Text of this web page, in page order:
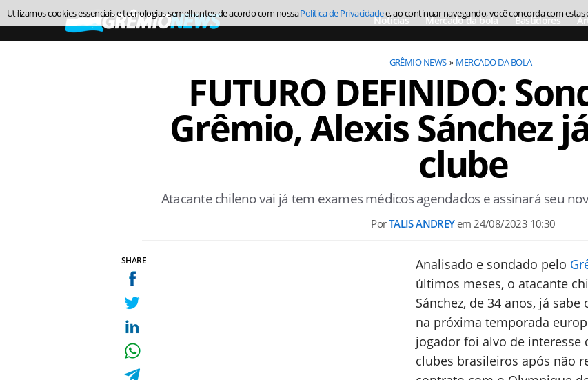
Notícias Mercado da bola Bastidores
GRÊMIO NEWS MERCADO DA BOLA
FUTURO DEFINIDO:
Grêmio, Alexis Sánchez
clube
Atacante chileno vai já tem exames médicos agendados e assinará seu
PorTALIS ANDREYem24/08/2023 10:30
SHARE Analisado e sondado pelo
últimos meses, o atacante
Sánchez, de 34 anos, já
na próxima temporada
jogador foi alvo de interesse
clubes brasileiros após não
Utilizamos cookies essenciais e tecnologias semelhantes de acordo com nossaPolítica de Privacidadee, ao continuar navegando, você concorda com estas